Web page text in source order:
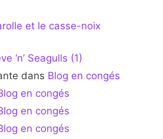
et le casse-noix
‘n’ Seagulls (1)
dans Blog en congés
en congés
en congés
en congés